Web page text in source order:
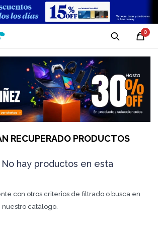
0
RECUPERADO PRODUCTOS
No hay productos en esta
con otros criterios de filtrado o busca en
catálogo.